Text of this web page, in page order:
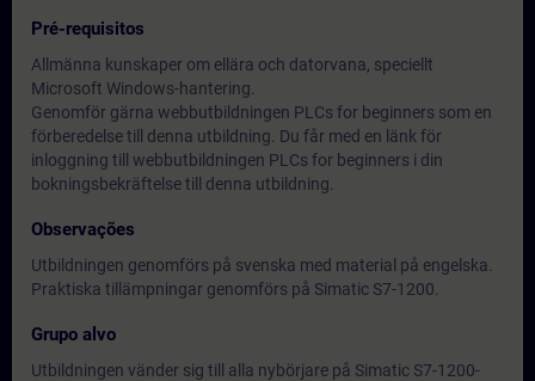
Pré-requisitos
Allmänna kunskaper om ellära och datorvana, speciellt
Microsoft Windows-hantering.
Genomför gärna webbutbildningen PLCs for beginners som en
förberedelse till denna utbildning. Du får med en länk för
inloggning till webbutbildningen PLCs for beginners i din
bokningsbekräftelse till denna utbildning.
Observações
Utbildningen genomförs på svenska med material på engelska.
Praktiska tillämpningar genomförs på Simatic S7-1200.
Grupo alvo
Utbildningen vänder sig till alla nybörjare på Simatic S7-1200-